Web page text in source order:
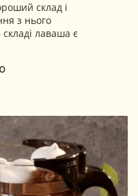
склад і
з нього
лаваша є